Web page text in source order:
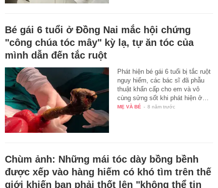
Bé gái 6 tuổi ở Đồng Nai mắc hội chứng
"công chúa tóc mây" kỳ lạ, tự ăn tóc của
mình dẫn đến tắc ruột
Phát hiện bé gái 6 tuổi bị tắc ruột
nguy hiểm, các bác sĩ đã phẫu
thuật khẩn cấp cho em và vô
cùng sửng sốt khi phát hiện ở…
MẸ VÀ BÉ - 8 năm trước
Chùm ảnh: Những mái tóc dày bồng bềnh
được xếp vào hàng hiếm có khó tìm trên thế
giới khiến bạn phải thốt lên "không thể tin